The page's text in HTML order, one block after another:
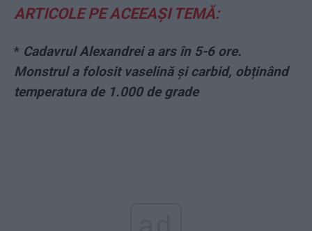
ARTICOLE PE ACEEAȘI TEMĂ:
* Cadavrul Alexandrei a ars în 5-6 ore.
Monstrul a folosit vaselină și carbid, obținând
temperatura de 1.000 de grade